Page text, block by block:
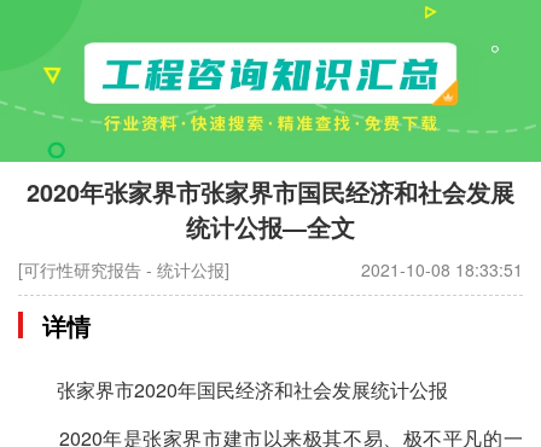
2020年张家界市张家界市国民经济和社会发展
统计公报—全文
[可行性研究报告 - 统计公报] 2021-10-08 18:33:51
详情
张家界市2020年国民经济和社会发展统计公报
2020年是张家界市建市以来极其不易、极不平凡的一